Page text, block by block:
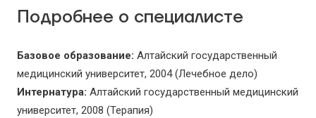
Подробнее о специалисте
Базовое образование: Алтайский государственный
медицинский университет, 2004 (Лечебное дело)
Интернатура: Алтайский государственный медицинский
университет, 2008 (Терапия)